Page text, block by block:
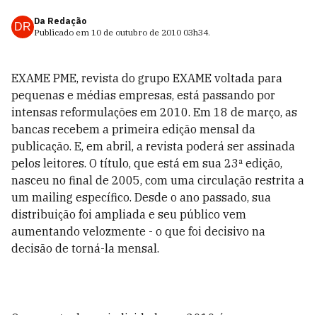
DR Da Redação
Publicado em 10 de outubro de 2010 03h34.
EXAME PME, revista do grupo EXAME voltada para
pequenas e médias empresas, está passando por
intensas reformulações em 2010. Em 18 de março, as
bancas recebem a primeira edição mensal da
publicação. E, em abril, a revista poderá ser assinada
pelos leitores. O título, que está em sua 23ª edição,
nasceu no final de 2005, com uma circulação restrita a
um mailing específico. Desde o ano passado, sua
distribuição foi ampliada e seu público vem
aumentando velozmente - o que foi decisivo na
decisão de torná-la mensal.